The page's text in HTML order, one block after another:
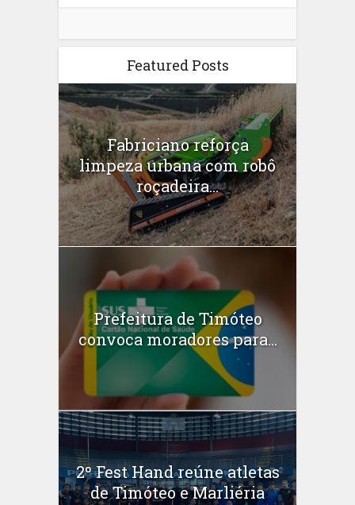
Featured Posts
Fabriciano reforça
limpeza urbana com robô
roçadeira...
Prefeitura de Timóteo
convoca moradores para...
2º Fest Hand reúne atletas
de Timóteo e Marliéria